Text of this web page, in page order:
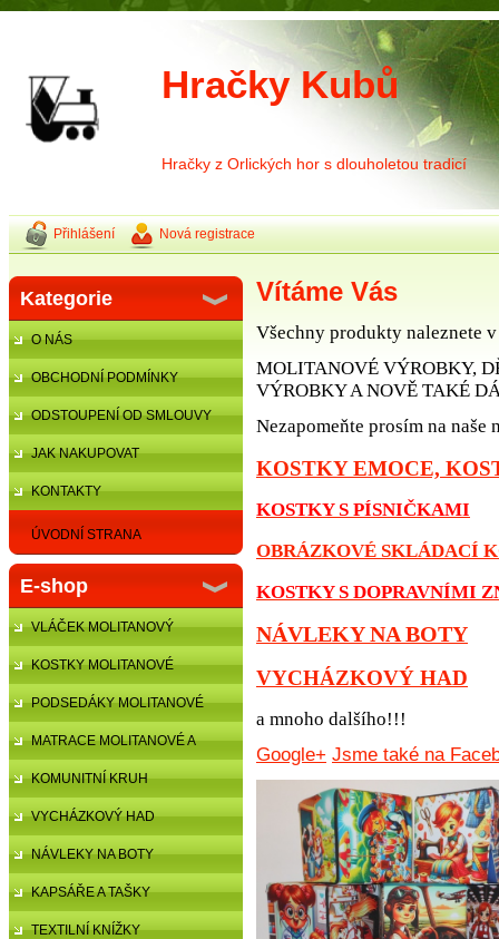
Hračky Kubů
Hračky z Orlických hor s dlouholetou tradicí
Přihlášení Nová registrace
Kategorie
O NÁS
OBCHODNÍ PODMÍNKY
ODSTOUPENÍ OD SMLOUVY
JAK NAKUPOVAT
KONTAKTY
ÚVODNÍ STRANA
E-shop
VLÁČEK MOLITANOVÝ
KOSTKY MOLITANOVÉ
PODSEDÁKY MOLITANOVÉ
MATRACE MOLITANOVÉ A
ŽÍNĚNKY
KOMUNITNÍ KRUH
VYCHÁZKOVÝ HAD
NÁVLEKY NA BOTY
KAPSÁŘE A TAŠKY
TEXTILNÍ KNÍŽKY
Vítáme Vás
Všechny produkty naleznete
MOLITANOVÉ VÝROBKY,
VÝROBKY A NOVĚ TAKÉ
Nezapomeňte prosím na naše
KOSTKY EMOCE,
KOSTKY S PÍSNIČKAMI
OBRÁZKOVÉ SKLÁDACÍ
KOSTKY S DOPRAVNÍMI
NÁVLEKY NA BOTY
VYCHÁZKOVÝ HAD
a mnoho dalšího!!!
Google+ Jsme také na